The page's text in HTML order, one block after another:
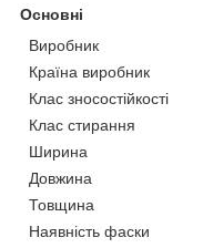
Основні
Виробник
Країна виробник
Клас зносостійкості
Клас стирання
Ширина
Довжина
Товщина
Наявність фаски